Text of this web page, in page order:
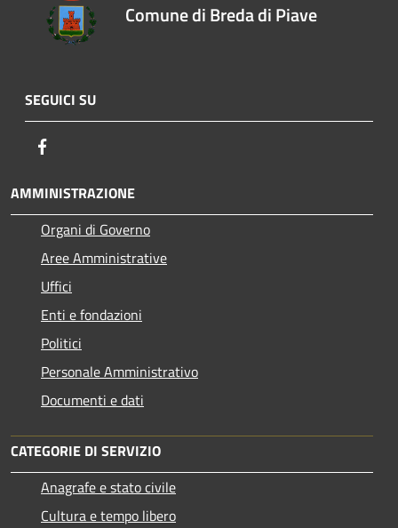
Comune di Breda di Piave
SEGUICI SU
AMMINISTRAZIONE
Organi di Governo
Aree Amministrative
Uffici
Enti e fondazioni
Politici
Personale Amministrativo
Documenti e dati
CATEGORIE DI SERVIZIO
Anagrafe e stato civile
Cultura e tempo libero